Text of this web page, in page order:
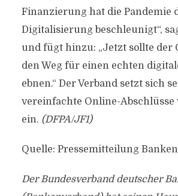
Finanzierung hat die Pandemie
Digitalisierung beschleunigt“,
und fügt hinzu: „Jetzt sollte der
den Weg für einen echten
ebnen.“ Der Verband setzt sich
vereinfachte Online-Abschlüsse
ein. (DFPA/JF1)
Quelle: Pressemitteilung
Der Bundesverband deutscher